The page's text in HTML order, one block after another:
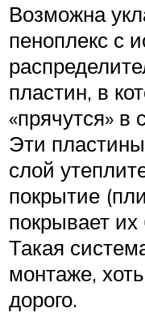
Возможна
пеноплекс с
пластин, в
«прячутся»
Эти
слой
покрытие
покрывает их
Такая
монтаже,
дорого.